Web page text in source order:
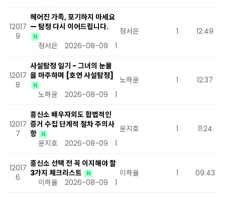
12017
9
헤어진 가족, 포기하지 마세요
— 탐정 다시 이어드립니다.
N
정서은 2026-08-09 1
정서은 1 12:49
12017
8
사설탐정 일기 - 그녀의 눈물
을 마주하며 [호연 사설탐정]
N
노하윤 2026-08-09 1
노하윤 1 12:37
12017
7
흥신소 배우자외도 합법적인
증거 수집 단계적 절차 주의사
항
N
윤지호 2026-08-09 1
윤지호 1 11:24
12017
6
흥신소 선택 전 꼭 이지해야 할
3가지 체크리스트
N
이하율 2026-08-09 1
이하율 1 09:43